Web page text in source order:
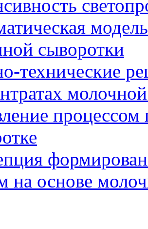
сыворотки
технические
процессом
на основе